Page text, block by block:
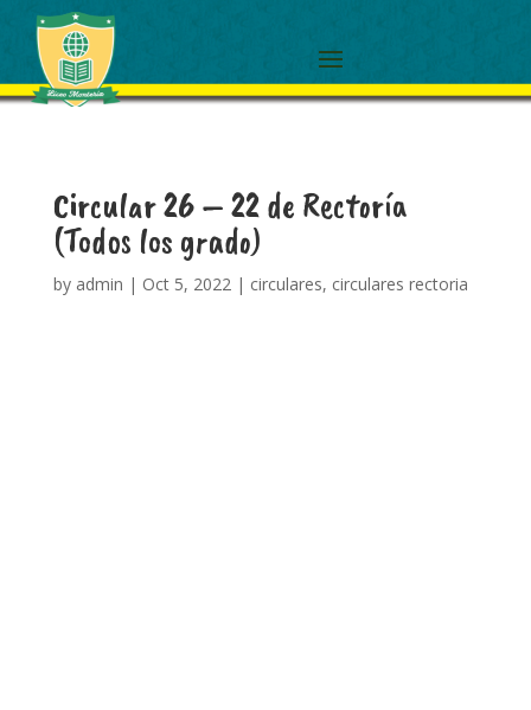
Circular 26 – 22 de Rectoría
(Todos los grado)
by admin | Oct 5, 2022| circulares, circulares rectoria